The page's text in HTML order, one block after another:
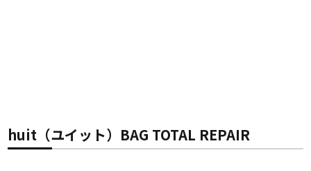
huit（ユイット）BAG TOTAL REPAIR